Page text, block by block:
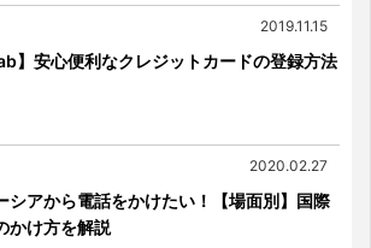
2019.11.15
】安心便利なクレジットカードの登録方法
2020.02.27
シアから電話をかけたい！【場面別】国際
かけ方を解説